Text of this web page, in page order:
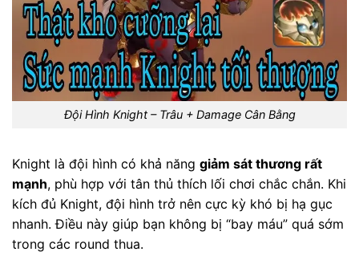
Đội Hình Knight – Trâu + Damage Cân Bằng
Knight là đội hình có khả năng giảm sát thương rất
mạnh, phù hợp với tân thủ thích lối chơi chắc chắn. Khi
kích đủ Knight, đội hình trở nên cực kỳ khó bị hạ gục
nhanh. Điều này giúp bạn không bị “bay máu” quá sớm
trong các round thua.